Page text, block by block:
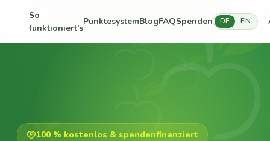
So
funktioniert’s
PunktesystemBlogFAQSpenden DE EN
100 % kostenlos & spendenfinanziert